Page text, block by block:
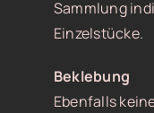
Sammlung
Einzelstücke.
Beklebung
Ebenfalls